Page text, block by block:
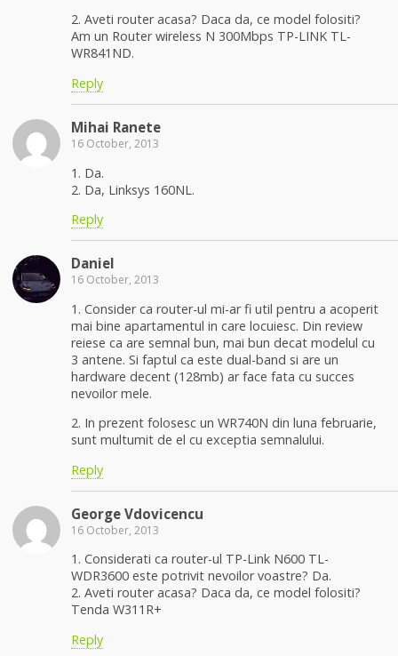
2. Aveti router acasa? Daca da, ce model folositi?
Am un Router wireless N 300Mbps TP-LINK TL-
WR841ND.
Reply
Mihai Ranete
16 October, 2013
1. Da.
2. Da, Linksys 160NL.
Reply
Daniel
16 October, 2013
1. Consider ca router-ul mi-ar fi util pentru a acoperit
mai bine apartamentul in care locuiesc. Din review
reiese ca are semnal bun, mai bun decat modelul cu
3 antene. Si faptul ca este dual-band si are un
hardware decent (128mb) ar face fata cu succes
nevoilor mele.
2. In prezent folosesc un WR740N din luna februarie,
sunt multumit de el cu exceptia semnalului.
Reply
George Vdovicencu
16 October, 2013
1. Considerati ca router-ul TP-Link N600 TL-
WDR3600 este potrivit nevoilor voastre? Da.
2. Aveti router acasa? Daca da, ce model folositi?
Tenda W311R+
Reply